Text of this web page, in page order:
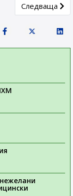
Next article:
Следваща